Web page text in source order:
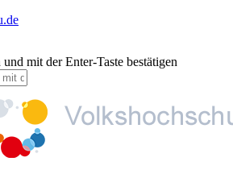
mit der Enter-Taste bestätigen